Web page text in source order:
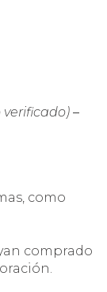
–
como
comprado